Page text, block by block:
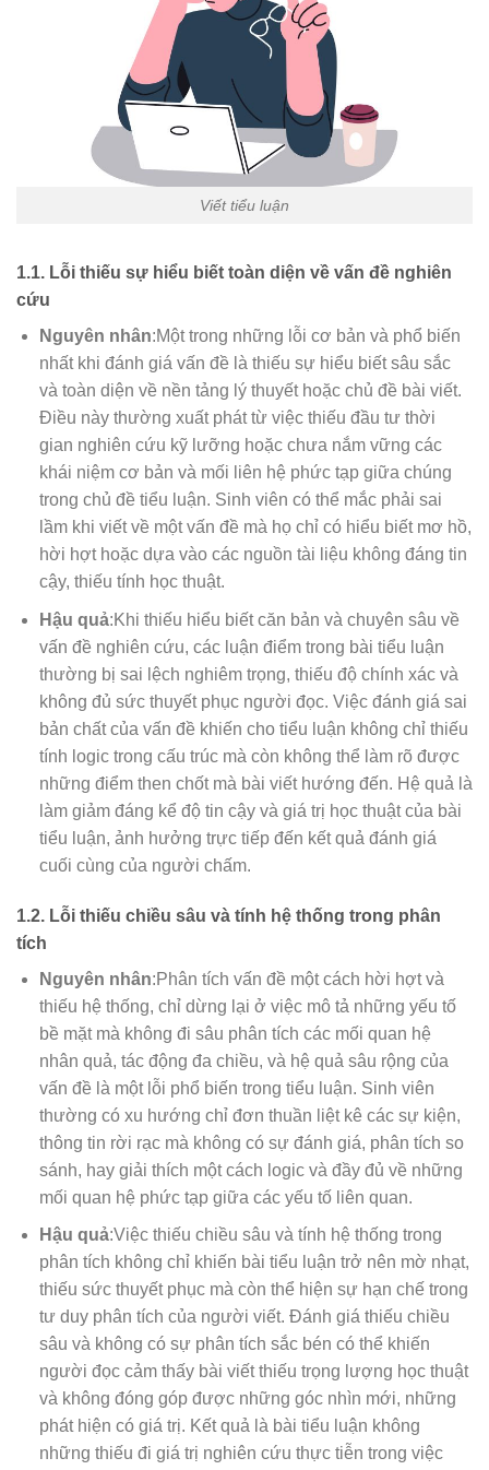
Viết tiểu luận
1.1. Lỗi thiếu sự hiểu biết toàn diện về vấn đề nghiên
cứu
Nguyên nhân:Một trong những lỗi cơ bản và phổ biến
nhất khi đánh giá vấn đề là thiếu sự hiểu biết sâu sắc
và toàn diện về nền tảng lý thuyết hoặc chủ đề bài viết.
Điều này thường xuất phát từ việc thiếu đầu tư thời
gian nghiên cứu kỹ lưỡng hoặc chưa nắm vững các
khái niệm cơ bản và mối liên hệ phức tạp giữa chúng
trong chủ đề tiểu luận. Sinh viên có thể mắc phải sai
lầm khi viết về một vấn đề mà họ chỉ có hiểu biết mơ hồ,
hời hợt hoặc dựa vào các nguồn tài liệu không đáng tin
cậy, thiếu tính học thuật.
Hậu quả:Khi thiếu hiểu biết căn bản và chuyên sâu về
vấn đề nghiên cứu, các luận điểm trong bài tiểu luận
thường bị sai lệch nghiêm trọng, thiếu độ chính xác và
không đủ sức thuyết phục người đọc. Việc đánh giá sai
bản chất của vấn đề khiến cho tiểu luận không chỉ thiếu
tính logic trong cấu trúc mà còn không thể làm rõ được
những điểm then chốt mà bài viết hướng đến. Hệ quả là
làm giảm đáng kể độ tin cậy và giá trị học thuật của bài
tiểu luận, ảnh hưởng trực tiếp đến kết quả đánh giá
cuối cùng của người chấm.
1.2. Lỗi thiếu chiều sâu và tính hệ thống trong phân
tích
Nguyên nhân:Phân tích vấn đề một cách hời hợt và
thiếu hệ thống, chỉ dừng lại ở việc mô tả những yếu tố
bề mặt mà không đi sâu phân tích các mối quan hệ
nhân quả, tác động đa chiều, và hệ quả sâu rộng của
vấn đề là một lỗi phổ biến trong tiểu luận. Sinh viên
thường có xu hướng chỉ đơn thuần liệt kê các sự kiện,
thông tin rời rạc mà không có sự đánh giá, phân tích so
sánh, hay giải thích một cách logic và đầy đủ về những
mối quan hệ phức tạp giữa các yếu tố liên quan.
Hậu quả:Việc thiếu chiều sâu và tính hệ thống trong
phân tích không chỉ khiến bài tiểu luận trở nên mờ nhạt,
thiếu sức thuyết phục mà còn thể hiện sự hạn chế trong
tư duy phân tích của người viết. Đánh giá thiếu chiều
sâu và không có sự phân tích sắc bén có thể khiến
người đọc cảm thấy bài viết thiếu trọng lượng học thuật
và không đóng góp được những góc nhìn mới, những
phát hiện có giá trị. Kết quả là bài tiểu luận không
những thiếu đi giá trị nghiên cứu thực tiễn trong việc